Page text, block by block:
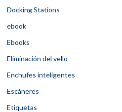
Docking Stations
ebook
Ebooks
Eliminación del vello
Enchufes inteligentes
Escáneres
Etiquetas